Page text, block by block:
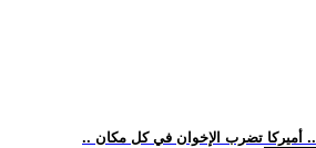
أميركا تضرب الإخوان في كل مكان